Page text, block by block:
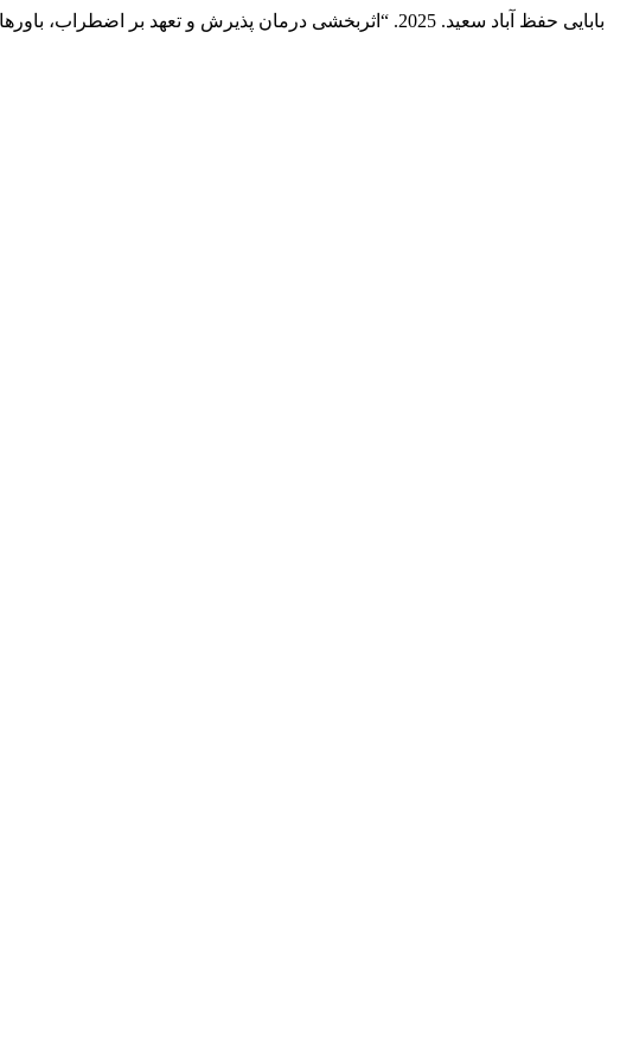
میرزایی فریبا, and بابایی حفظ آباد سعید. 2025. “اثربخشی درمان پذیرش و تعهد بر اضطراب، باورهای فراشناختی و فراهیجانی زنان چاق مبتلا به اختلال خوردن شهر خمین”.